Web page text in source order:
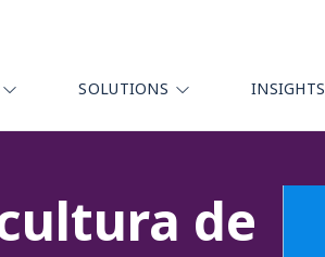
SOLUTIONS INSIGHTS
de